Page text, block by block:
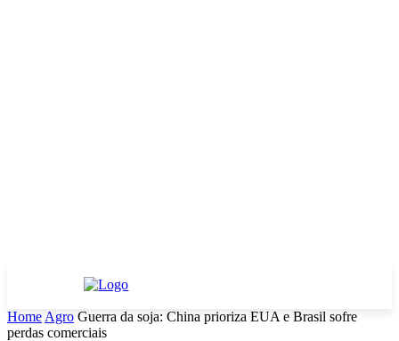
Home Agro Guerra da soja: China prioriza EUA e Brasil sofre
perdas comerciais